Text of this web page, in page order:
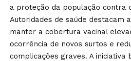
a proteção da população contra
Autoridades de saúde destacam
manter a cobertura vacinal
ocorrência de novos surtos e
complicações graves. A iniciativa